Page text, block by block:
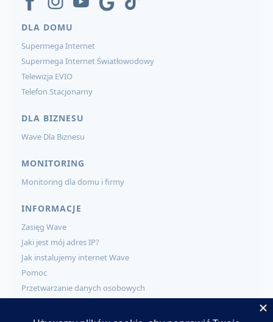
DLA DOMU
Supermega Internet
Supermega Internet Światłowodowy
Telewizja EVIO
Telefon Stacjonarny
DLA BIZNESU
Wave Dla Biznesu
MONITORING
Monitoring dla domu i firmy
INFORMACJE
Zasięg Wave
Jaki jest mój adres IP?
Jak instalujemy internet Wave
Pomoc
Przetwarzanie danych osobowych